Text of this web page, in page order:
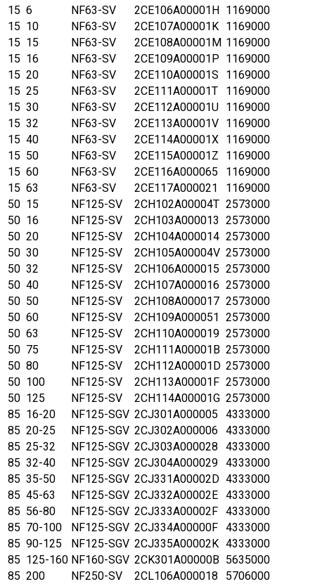
15 6 NF63-SV 2CE106A00001H 1169000
15 10 NF63-SV 2CE107A00001K 1169000
15 15 NF63-SV 2CE108A00001M 1169000
15 16 NF63-SV 2CE109A00001P 1169000
15 20 NF63-SV 2CE110A00001S
1169000
15 25 NF63-SV 2CE111A00001T
1169000
15 30 NF63-SV 2CE112A00001U 1169000
15 32 NF63-SV 2CE113A00001V 1169000
15 40 NF63-SV 2CE114A00001X 1169000
15 50 NF63-SV 2CE115A00001Z
1169000
15 60 NF63-SV 2CE116A000065
1169000
15 63 NF63-SV 2CE117A000021
1169000
50 15 NF125-SV 2CH102A00004T 2573000
50 16 NF125-SV 2CH103A000013 2573000
50 20 NF125-SV 2CH104A000014 2573000
50 30 NF125-SV 2CH105A00004V 2573000
50 32 NF125-SV 2CH106A000015 2573000
50 40 NF125-SV 2CH107A000016 2573000
50 50 NF125-SV 2CH108A000017 2573000
50 60 NF125-SV 2CH109A000051 2573000
50 63 NF125-SV 2CH110A000019 2573000
50 75 NF125-SV 2CH111A00001B 2573000
50 80 NF125-SV 2CH112A00001D 2573000
50 100 NF125-SV 2CH113A00001F 2573000
50 125 NF125-SV 2CH114A00001G 2573000
85 16-20 NF125-SGV 2CJ301A000005
4333000
85 20-25 NF125-SGV 2CJ302A000006
4333000
85 25-32 NF125-SGV 2CJ303A000028
4333000
85 32-40 NF125-SGV 2CJ304A000029 4333000
85 35-50 NF125-SGV 2CJ331A00002D 4333000
85 45-63 NF125-SGV 2CJ332A00002E 4333000
85 56-80 NF125-SGV 2CJ333A00002F 4333000
85 70-100 NF125-SGV 2CJ334A00000F 4333000
85 90-125 NF125-SGV 2CJ335A00002K 4333000
85 125-160 NF160-SGV 2CK301A00000B 5635000
85 200 NF250-SV 2CL106A000018
5706000